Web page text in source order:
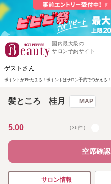
国内最大級の
サロン予約サイト
ゲストさん
ポイントが1%たまる！ ポイントはサロン予約でつかえる！
髪ところ 桂月 MAP
5.00 （36件）
空席確
サロン情報